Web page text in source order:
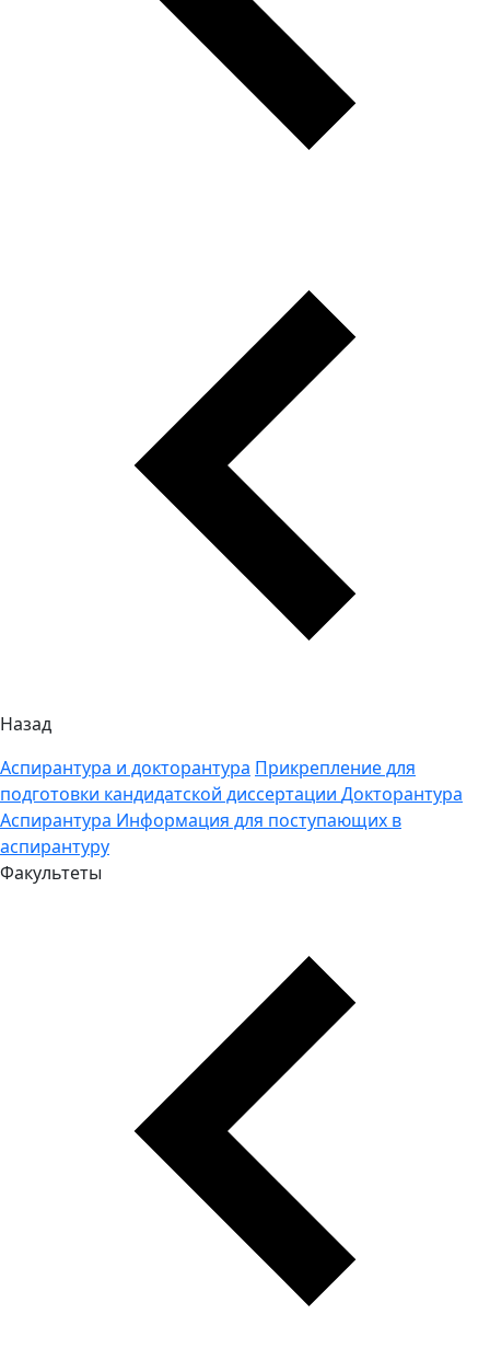
Назад
Аспирантура и докторантура Прикрепление для
подготовки кандидатской диссертации Докторантура
Аспирантура Информация для поступающих в
аспирантуру
Факультеты